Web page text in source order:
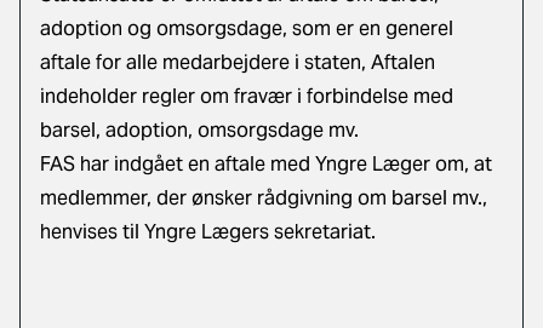
adoption og omsorgsdage, som er en generel
aftale for alle medarbejdere i staten, Aftalen
indeholder regler om fravær i forbindelse med
barsel, adoption, omsorgsdage mv.
FAS har indgået en aftale med Yngre Læger om, at
medlemmer, der ønsker rådgivning om barsel mv.,
henvises til Yngre Lægers sekretariat.